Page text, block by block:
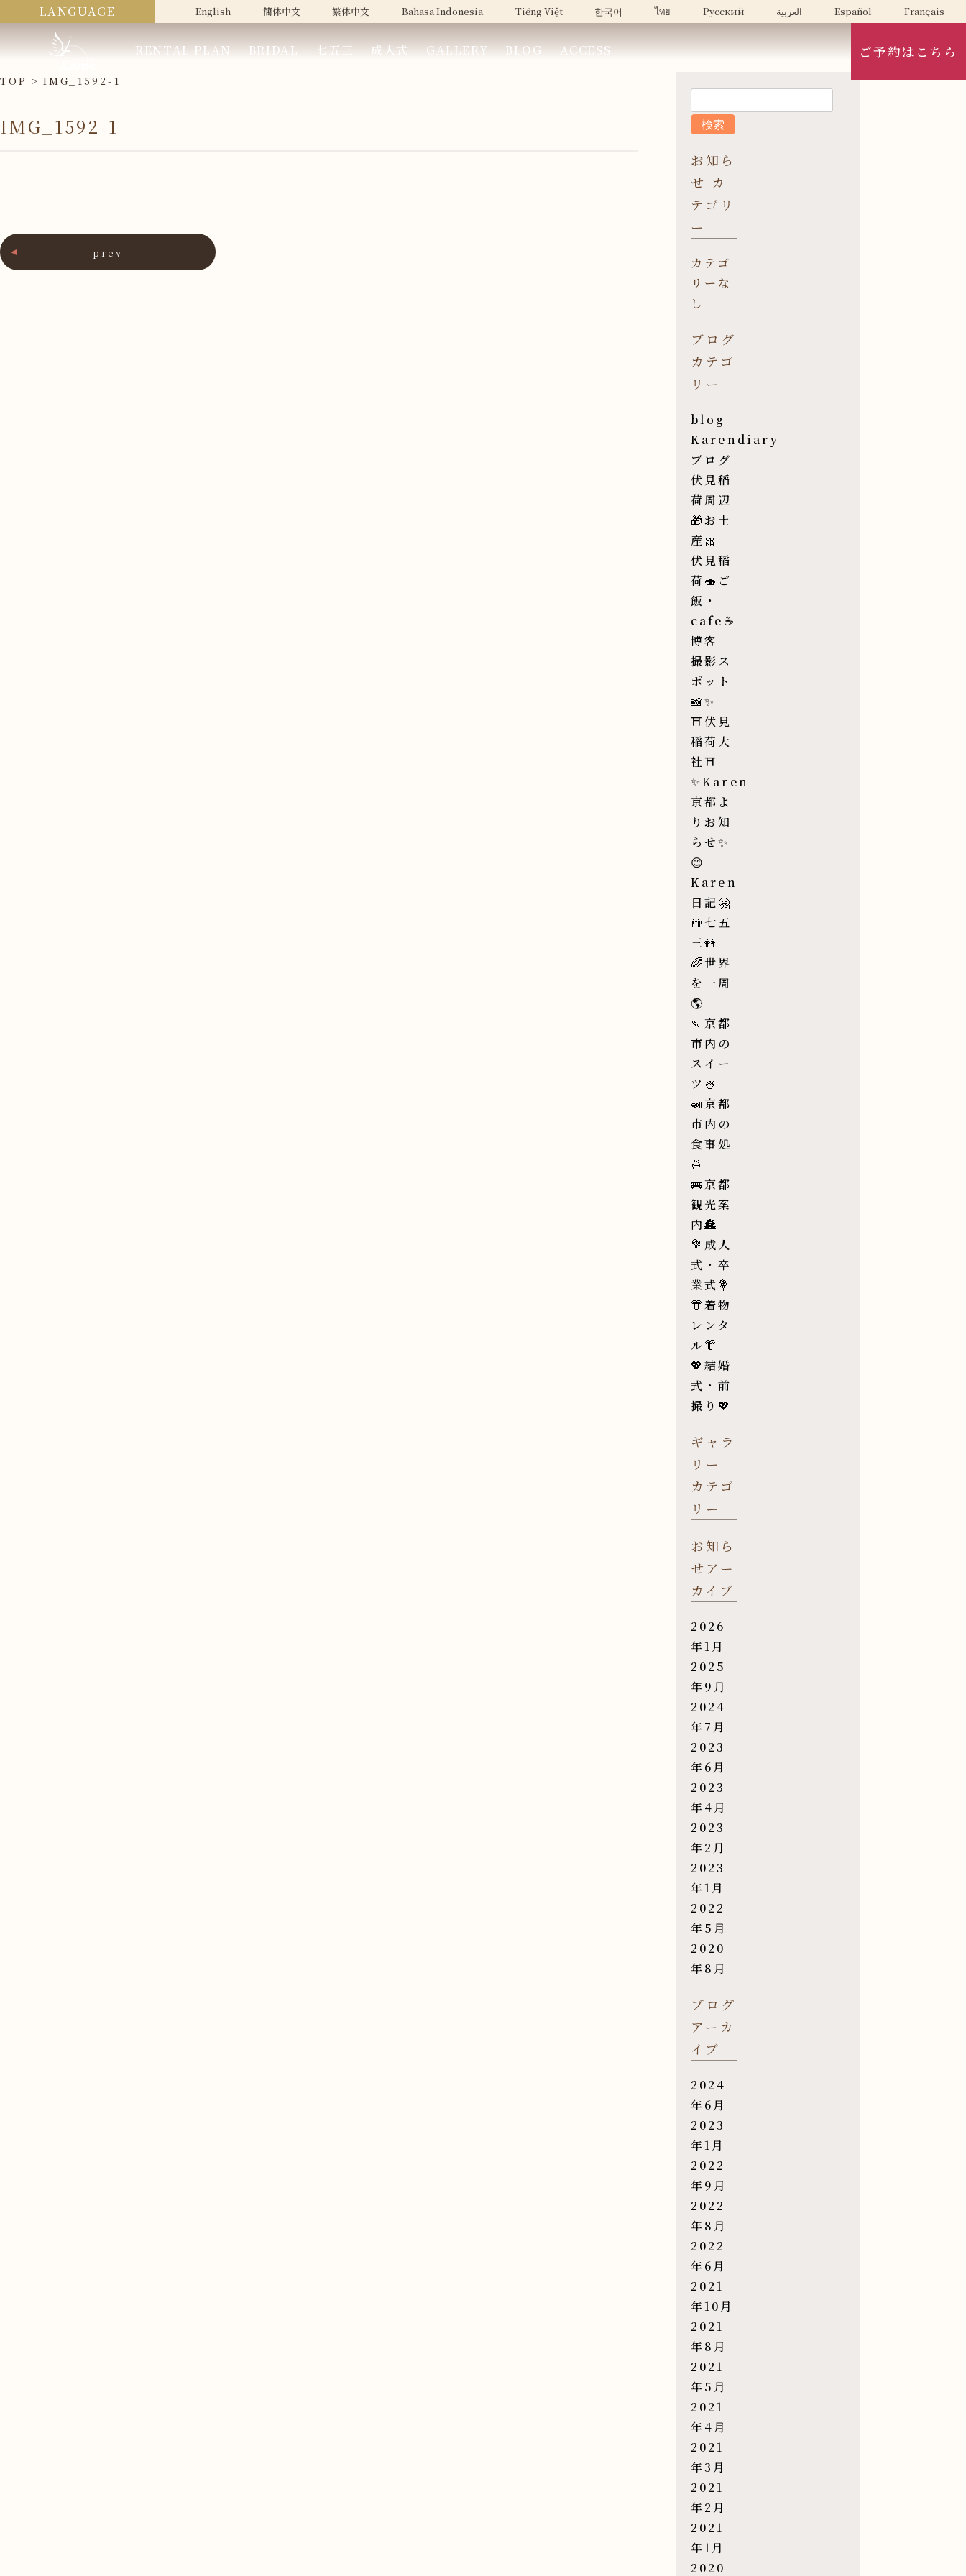
RENTAL PLAN BRIDAL 七五三 成人式 GALLERY BLOG ACCESS ご予約はこちら
LANGUAGE English 簡体中文 繁体中文 Bahasa Indonesia Tiếng Việt 한국어 ไทย Русский العربية Español Français
TOP IMG_1592-1
IMG_1592-1
prev
お知ら
せ カ
テゴリ
ー
カテゴ
リーな
し
ブログ
カテゴ
リー
blog
Karendiary
ブログ
伏見稲
荷周辺
🎁お土
産🎀
伏見稲
荷🍣ご
飯・
cafe☕️
博客
撮影ス
ポット
📸✨
⛩伏見
稲荷大
社⛩
✨Karen
京都よ
りお知
らせ✨
😊
Karen
日記🤗
👬七五
三👭
🌈世界
を一周
🌎
🍡京都
市内の
スイー
ツ🍧
🍛京都
市内の
食事処
🍜
🚌京都
観光案
内🏯
💐成人
式・卒
業式💐
👘着物
レンタ
ル👘
💖結婚
式・前
撮り💖
ギャラ
リー
カテゴ
リー
お知ら
せアー
カイブ
2026
年1月
2025
年9月
2024
年7月
2023
年6月
2023
年4月
2023
年2月
2023
年1月
2022
年5月
2020
年8月
ブログ
アーカ
イブ
2024
年6月
2023
年1月
2022
年9月
2022
年8月
2022
年6月
2021
年10月
2021
年8月
2021
年5月
2021
年4月
2021
年3月
2021
年2月
2021
年1月
2020